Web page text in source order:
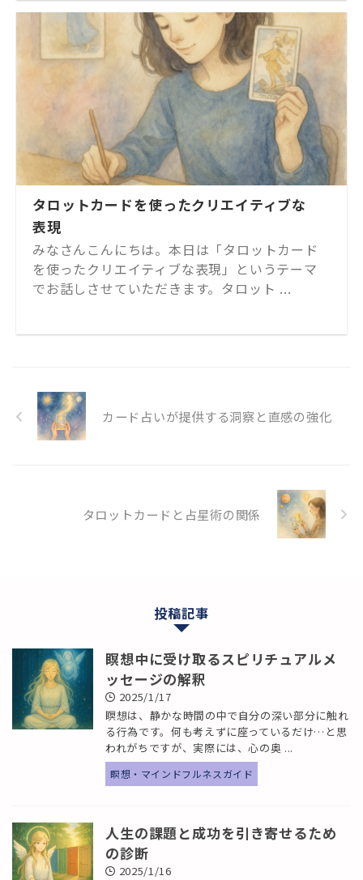
タロットカードを使ったクリエイティブな
表現
みなさんこんにちは。本日は「タロットカード
を使ったクリエイティブな表現」というテーマ
でお話しさせていただきます。タロット ...
カード占いが提供する洞察と直感の強化
タロットカードと占星術の関係
投稿記事
瞑想中に受け取るスピリチュアルメ
ッセージの解釈
2025/1/17
瞑想は、静かな時間の中で自分の深い部分に触れ
る行為です。何も考えずに座っているだけ…と思
われがちですが、実際には、心の奥 ...
瞑想・マインドフルネスガイド
人生の課題と成功を引き寄せるため
の診断
2025/1/16